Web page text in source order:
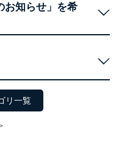
レビューの機会を通
ステムを継続的に改
きます。
個人情報問い合わせ
お知らせ」を希
リ一覧